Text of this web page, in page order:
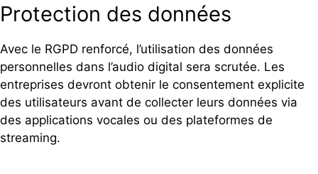
Protection des données
Avec le RGPD renforcé, l’utilisation des données
personnelles dans l’audio digital sera scrutée. Les
entreprises devront obtenir le consentement explicite
des utilisateurs avant de collecter leurs données via
des applications vocales ou des plateformes de
streaming.